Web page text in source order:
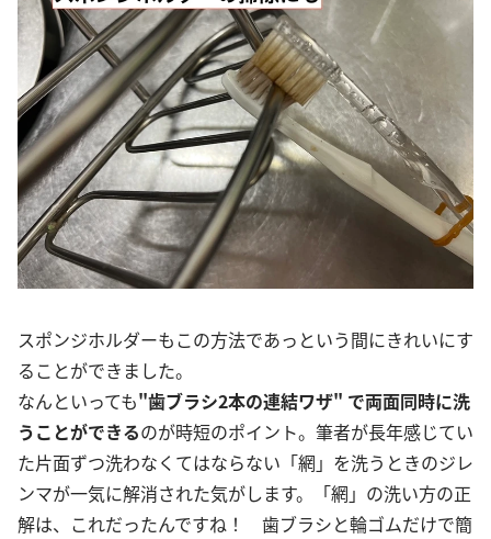
スポンジホルダーもこの方法であっという間にきれいにす
ることができました。
なんといっても"歯ブラシ2本の連結ワザ" で両面同時に洗
うことができるのが時短のポイント。筆者が長年感じてい
た片面ずつ洗わなくてはならない「網」を洗うときのジレ
ンマが一気に解消された気がします。「網」の洗い方の正
解は、これだったんですね！ 歯ブラシと輪ゴムだけで簡